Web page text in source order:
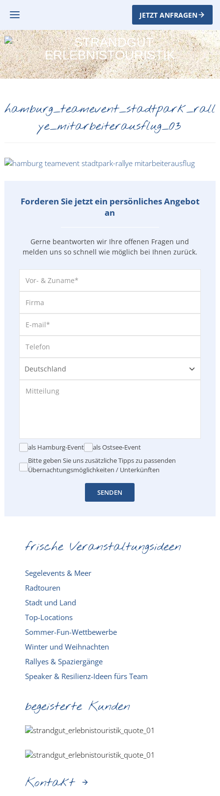
JETZT ANFRAGEN
hamburg_teamevent_stadtpark_rall
ye_mitarbeiterausflug_03
Forderen Sie jetzt ein persönliches Angebot
an
Gerne beantworten wir Ihre offenen Fragen und
melden uns so schnell wie möglich bei Ihnen zurück.
als Hamburg-Event
als Ostsee-Event
Bitte geben Sie uns zusätzliche Tipps zu passenden
Übernachtungsmöglichkeiten / Unterkünften
SENDEN
frische Veranstaltungsideen
Segelevents & Meer
Radtouren
Stadt und Land
Top-Locations
Sommer-Fun-Wettbewerbe
Winter und Weihnachten
Rallyes & Spaziergänge
Speaker & Resilienz-Ideen fürs Team
begeisterte Kunden
Kontakt